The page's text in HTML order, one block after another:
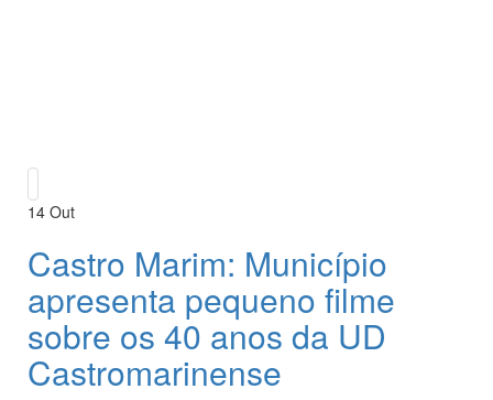
14 Out
Castro Marim: Município
apresenta pequeno filme
sobre os 40 anos da UD
Castromarinense